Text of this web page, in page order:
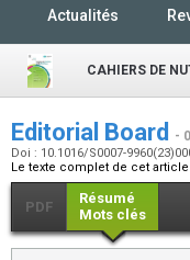
Actualités
CAHIERS DE
Editorial Board -
Doi : 10.1016/S0007-
Le texte complet de cet
PDF
Résumé
Mots clés